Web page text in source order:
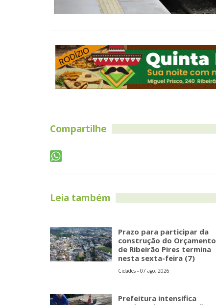
Compartilhe
Leia também
Prazo para participar da
construção do Orçamento
de Ribeirão Pires termina
nesta sexta-feira (7)
Cidades - 07 ago, 2026
Prefeitura intensifica